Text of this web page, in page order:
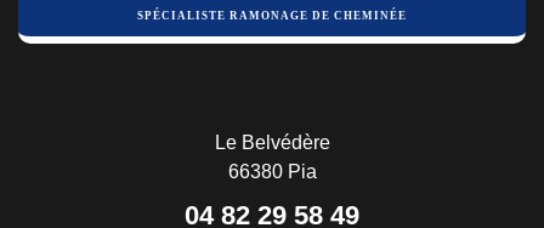
SPÉCIALISTE RAMONAGE DE CHEMINÉE
Le Belvédère
66380 Pia
04 82 29 58 49